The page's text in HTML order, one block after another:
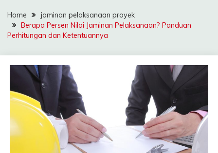
Home
jaminan pelaksanaan proyek
Berapa Persen Nilai Jaminan Pelaksanaan? Panduan
Perhitungan dan Ketentuannya